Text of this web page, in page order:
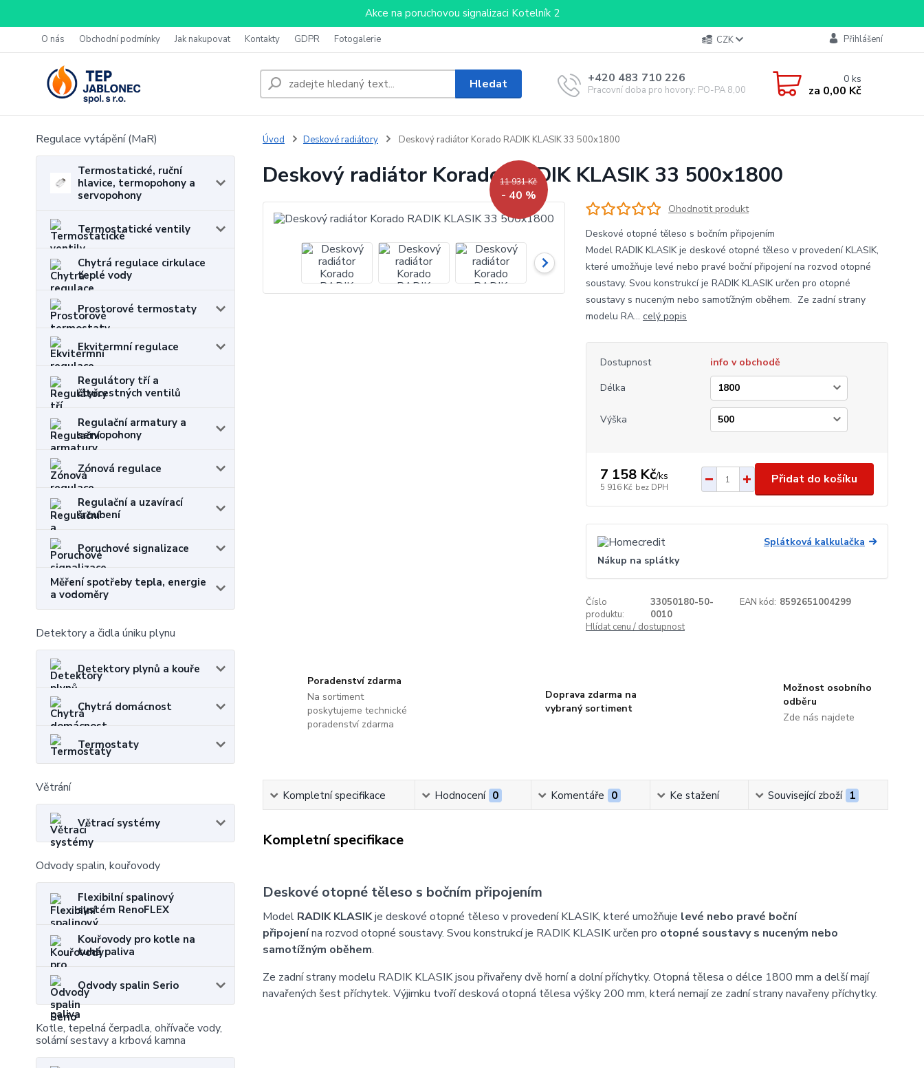
Akce na poruchovou signalizaci Kotelník 2
O nás Obchodní podmínky Jak nakupovat Kontakty GDPR Fotogalerie CZK Přihlášení
Hledat +420 483 710 226
Pracovní doba pro hovory: PO-PA 8,00-16,00
0ks
za 0,00 Kč
Regulace vytápění (MaR)
Termostatické, ruční
hlavice, termopohony a
servopohony
Termostatické ventily
Chytrá regulace cirkulace
teplé vody
Prostorové termostaty
Ekvitermní regulace
Regulátory tří a
čtyřcestných ventilů
Regulační armatury a
servopohony
Zónová regulace
Regulační a uzavírací
šroubení
Poruchové signalizace
Měření spotřeby tepla, energie
a vodoměry
Detektory a čidla úniku plynu
Detektory plynů a kouře
Chytrá domácnost
Termostaty
Větrání
Větrací systémy
Odvody spalin, kouřovody
Flexibilní spalinový
systém RenoFLEX
Kouřovody pro kotle na
tuhá paliva
Odvody spalin Serio
Kotle, tepelná čerpadla, ohřívače vody,
solární sestavy a krbová kamna
Úvod Deskové radiátory Deskový radiátor Korado RADIK KLASIK 33 500x1800
Deskový radiátor Korado RADIK KLASIK 33 500x1800
11 931 Kč
- 40 %
Ohodnotit produkt
Deskové otopné těleso s bočním připojením
Model RADIK KLASIK je deskové otopné těleso v provedení KLASIK,
které umožňuje levé nebo pravé boční připojení na rozvod otopné
soustavy. Svou konstrukcí je RADIK KLASIK určen pro otopné
soustavy s nuceným nebo samotížným oběhem. Ze zadní strany
modelu RA... celý popis
Dostupnost
info v obchodě
Délka
Výška
7 158 Kč/ks
5 916 Kč bez DPH
Přidat do košíku
Splátková kalkulačka
Nákup na splátky
Číslo
produktu:
33050180-50-
0010
EAN kód: 8592651004299
Hlídat cenu / dostupnost
Poradenství zdarma
Na sortiment
poskytujeme technické
poradenství zdarma
Doprava zdarma na
vybraný sortiment
Možnost osobního
odběru
Zde nás najdete
Kompletní specifikace Hodnocení 0 Komentáře 0 Ke stažení Související zboží 1
Kompletní specifikace
Deskové otopné těleso s bočním připojením
Model RADIK KLASIKje deskové otopné těleso v provedení KLASIK, které umožňuje levé nebo pravé boční
připojenína rozvod otopné soustavy. Svou konstrukcí je RADIK KLASIK určen pro otopné soustavy s nuceným nebo
samotížným oběhem.
Ze zadní strany modelu RADIK KLASIK jsou přivařeny dvě horní a dolní příchytky. Otopná tělesa o délce 1800 mm a delší mají
navařených šest příchytek. Výjimku tvoří desková otopná tělesa výšky 200 mm, která nemají ze zadní strany navařeny příchytky.